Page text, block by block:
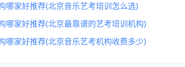
哪家好推荐(北京音乐艺考培训怎么选)
哪家好推荐(北京最靠谱的艺考培训机构)
哪家好推荐(北京音乐艺考机构收费多少)